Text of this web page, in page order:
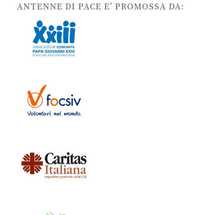
ANTENNE DI PACE E’ PROMOSSA DA: